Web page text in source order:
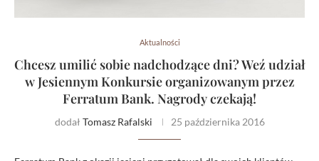
Aktualności
Chcesz umilić sobie nadchodzące dni? Weź udział
w Jesiennym Konkursie organizowanym przez
Ferratum Bank. Nagrody czekają!
dodał Tomasz Rafalski 25 października 2016